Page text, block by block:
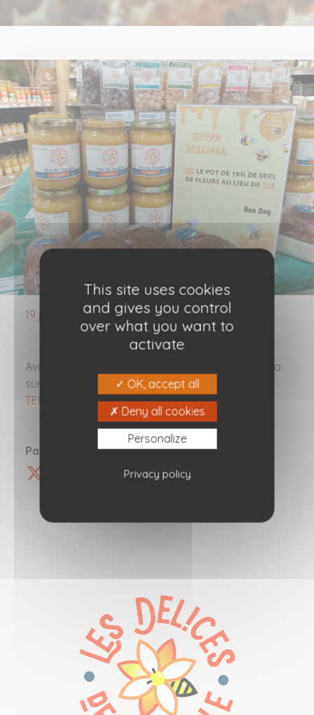
19 janvier 2023
Avis aux amateurs de miel crémeux : notre promo
sur le miel de fleurs court toujours chez
TERRES
Amboise !
Partagez cette information :
This site uses cookies
and gives you control
over what you want to
activate
OK, accept all
Deny all cookies
Personalize
Privacy policy